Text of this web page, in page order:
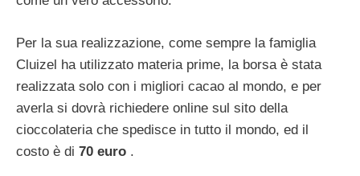
Per la sua realizzazione, come sempre la famiglia
Cluizel ha utilizzato materia prime, la borsa è stata
realizzata solo con i migliori cacao al mondo, e per
averla si dovrà richiedere online sul sito della
cioccolateria che spedisce in tutto il mondo, ed il
costo è di 70 euro .